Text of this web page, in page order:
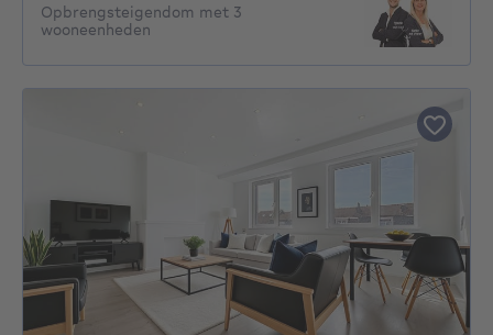
Opbrengsteigendom met 3
wooneenheden